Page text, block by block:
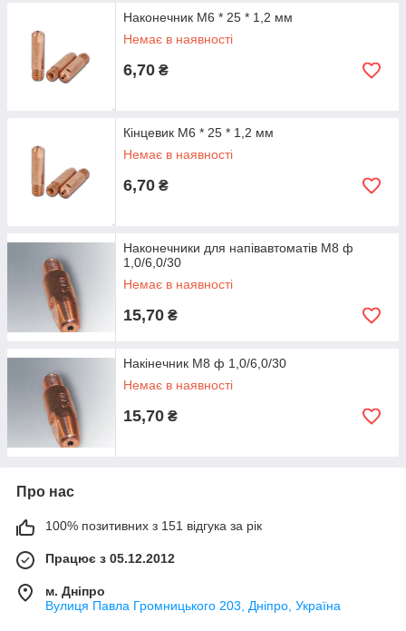
Наконечник М6 * 25 * 1,2 мм
Немає в наявності
6,70 ₴
Кінцевик М6 * 25 * 1,2 мм
Немає в наявності
6,70 ₴
Наконечники для напівавтоматів М8 ф
1,0/6,0/30
Немає в наявності
15,70 ₴
Накінечник М8 ф 1,0/6,0/30
Немає в наявності
15,70 ₴
Про нас
100% позитивних з 151 відгука за рік
Працює з 05.12.2012
м. Дніпро
Вулиця Павла Громницького 203, Дніпро, Україна